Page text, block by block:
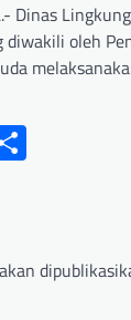
Dinas
diwakili oleh